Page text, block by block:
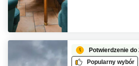
Potwierdzenie do
Popularny wybór